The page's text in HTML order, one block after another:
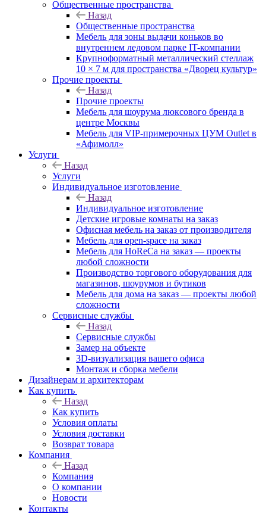
Общественные пространства
Назад
Общественные пространства
Мебель для зоны выдачи коньков во
внутреннем ледовом парке IT-компании
Крупноформатный металлический стеллаж
10 × 7 м для пространства «Дворец культур»
Прочие проекты
Назад
Прочие проекты
Мебель для шоурума люксового бренда в
центре Москвы
Мебель для VIP-примерочных ЦУМ Outlet в
«Афимолл»
Услуги
Назад
Услуги
Индивидуальное изготовление
Назад
Индивидуальное изготовление
Детские игровые комнаты на заказ
Офисная мебель на заказ от производителя
Мебель для open-space на заказ
Мебель для HoReCa на заказ — проекты
любой сложности
Производство торгового оборудования для
магазинов, шоурумов и бутиков
Мебель для дома на заказ — проекты любой
сложности
Сервисные службы
Назад
Сервисные службы
Замер на объекте
3D-визуализация вашего офиса
Монтаж и сборка мебели
Дизайнерам и архитекторам
Как купить
Назад
Как купить
Условия оплаты
Условия доставки
Возврат товара
Компания
Назад
Компания
О компании
Новости
Контакты